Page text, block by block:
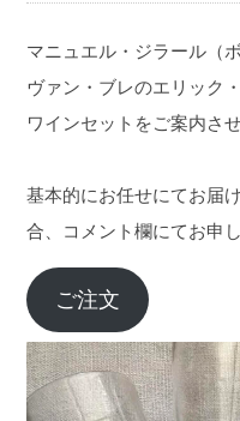
マニュエル・ジラール（
ヴァン・ブレのエリック
ワインセットをご案内さ
基本的にお任せにてお届
合、コメント欄にてお申
ご注文